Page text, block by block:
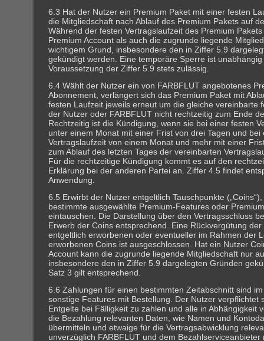
6.3 Hat der Nutzer ein Premium Paket mit einer festen
die Mitgliedschaft nach Ablauf des Premium Pakets auf
Während der festen Vertragslaufzeit des Premium
Premium Account als auch die zugrunde liegende
wichtigem Grund, insbesondere den in Ziffer 5.9
gekündigt werden. Eine temporäre Sperre ist
Voraussetzung der Ziffer 5.9 stets zulässig.
6.4 Wählt der Nutzer ein von FARBFLUT angebotenes
Abonnement, verlängert sich das Premium Paket mit
festen Laufzeit jeweils erneut um die gleiche vereinbarte
der Nutzer oder FARBFLUT nicht rechtzeitig zum Ende
Rechtzeitig ist die Kündigung, wenn sie bei einer festen
unter einem Monat mit einer Frist von drei Tagen und bei
Vertragslaufzeit von einem Monat und mehr mit einer
zum Ablauf des letzten Tages der vereinbarten
Für die rechtzeitige Kündigung kommt es auf den
Erklärung bei der anderen Partei an. Ziffer 4.5 findet
Anwendung.
6.5 Erwirbt der Nutzer entgeltlich Tauschpunkte
bestimmte ausgewählte Premium-Features oder
eintauschen. Die Darstellung über den Vertragsschluss
Erwerb der Coins entsprechend. Eine Rückvergütung der
entgeltlich erworbenen oder eventueller im Rahmen der
erworbenen Coins ist ausgeschlossen. Hat ein Nutzer
Account kann die zugrunde liegende Mitgliedschaft nur
insbesondere den in Ziffer 5.9 dargelegten Gründen
Satz 3 gilt entsprechend.
6.6 Zahlungen für einen bestimmten Zeitabschnitt sind
sonstige Features mit Bestellung. Der Nutzer verpflichtet
Entgelte bei Fälligkeit zu zahlen und alle in Abhängigkeit
die Bezahlung relevanten Daten, wie Namen und
übermitteln und etwaige für die Vertragsabwicklung
unverzüglich FARBFLUT und dem Bezahlserviceanbieter